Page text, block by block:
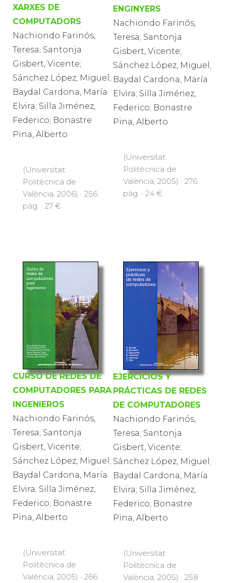
XARXES DE
COMPUTADORS
Nachiondo Farinós,
Teresa; Santonja
Gisbert, Vicente;
Sánchez López, Miguel;
Baydal Cardona, María
Elvira; Silla Jiménez,
Federico; Bonastre
Pina, Alberto
(Universitat
Politècnica de
València, 2006) · 256
pàg. · 27 €
ENGINYERS
Nachiondo Farinós,
Teresa; Santonja
Gisbert, Vicente;
Sánchez López, Miguel;
Baydal Cardona, María
Elvira; Silla Jiménez,
Federico; Bonastre
Pina, Alberto
(Universitat
Politècnica de
València, 2005) · 276
pàg. · 24 €
CURSO DE REDES DE
COMPUTADORES PARA
INGENIEROS
Nachiondo Farinós,
Teresa; Santonja
Gisbert, Vicente;
Sánchez López, Miguel;
Baydal Cardona, María
Elvira; Silla Jiménez,
Federico; Bonastre
Pina, Alberto
(Universitat
Politècnica de
València, 2005) · 266
EJERCICIOS Y
PRÁCTICAS DE REDES
DE COMPUTADORES
Nachiondo Farinós,
Teresa; Santonja
Gisbert, Vicente;
Sánchez López, Miguel;
Baydal Cardona, María
Elvira; Silla Jiménez,
Federico; Bonastre
Pina, Alberto
(Universitat
Politècnica de
València, 2005) · 258